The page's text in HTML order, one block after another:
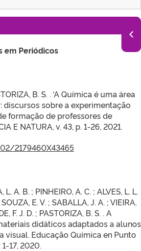
em Periódicos
B. S. . ‘A Química é uma área
discursos sobre a experimentação
formação de professores de
E NATURA, v. 43, p. 1-26, 2021.
2179460X43465
L. A. B. ; PINHEIRO, A. C. ; ALVES, L. L.
E. V. ; SABALLA, J. A. ; VIEIRA,
F. J. D. ; PASTORIZA, B. S. . A
didáticos adaptados a alunos
visual. Educação Química en Punto
17, 2020.